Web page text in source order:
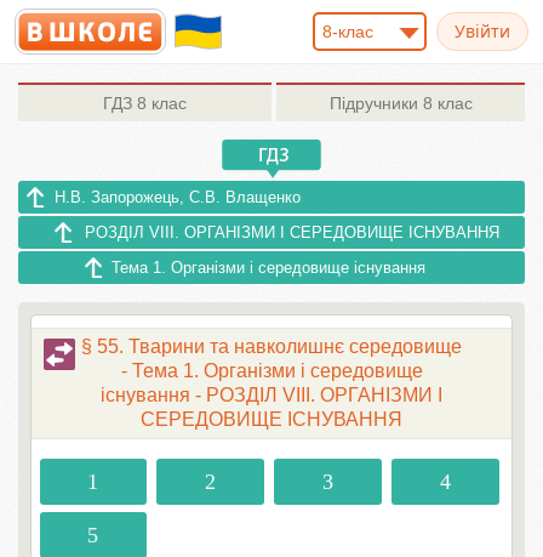
8-клас
ГДЗ 8 клас Підручники 8 клас
Н.В. Запорожець, С.В. Влащенко
РОЗДІЛ VIII. ОРГАНІЗМИ І СЕРЕДОВИЩЕ ІСНУВАННЯ
Тема 1. Організми і середовище існування
§ 55. Тварини та навколишнє середовище
- Тема 1. Організми і середовище
існування - РОЗДІЛ VIII. ОРГАНІЗМИ І
СЕРЕДОВИЩЕ ІСНУВАННЯ
1 2 3 4
5